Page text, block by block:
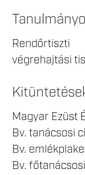
végrehajtási
Magyar Ezüst
Bv. tanácsosi
Bv.
Bv.